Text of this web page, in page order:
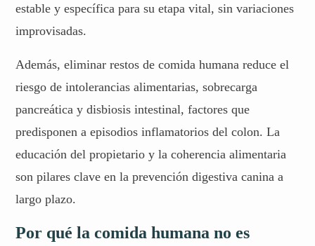
estable y específica para su etapa vital, sin variaciones
improvisadas.
Además, eliminar restos de comida humana reduce el
riesgo de intolerancias alimentarias, sobrecarga
pancreática y disbiosis intestinal, factores que
predisponen a episodios inflamatorios del colon. La
educación del propietario y la coherencia alimentaria
son pilares clave en la prevención digestiva canina a
largo plazo.
Por qué la comida humana no es